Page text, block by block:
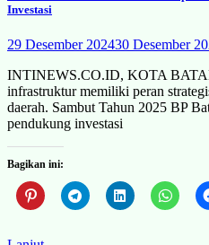
Investasi
29 Desember 202430 Desember
INTINEWS.CO.ID, KOTA
infrastruktur memiliki peran
daerah. Sambut Tahun 2025 BP
pendukung investasi
Bagikan ini: